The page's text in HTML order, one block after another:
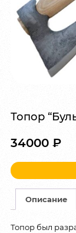
Топор
34000 ₽
Описание
Топор был